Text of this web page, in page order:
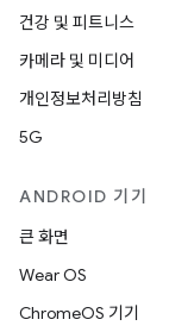
건강 및 피트니스
카메라 및 미디어
개인정보처리방침
5G
ANDROID 기기
큰 화면
Wear OS
ChromeOS 기기